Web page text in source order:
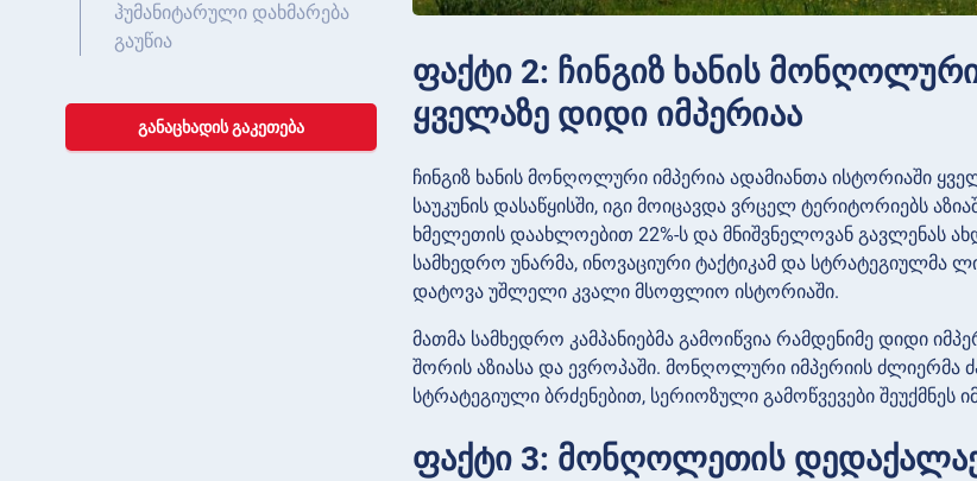
ჰუმანიტარული დახმარება
გაუწია
ᲒᲐᲜᲐᲪᲮᲐᲓᲘᲡ ᲒᲐᲙᲔᲗᲔᲑᲐ
ფაქტი 2: ჩინგიზ ხანის
ყველაზე დიდი იმპერიაა
ჩინგიზ ხანის მონღოლური იმპერია ადამიანთა ისტორიაში
საუკუნის დასაწყისში, იგი მოიცავდა ვრცელ ტერიტორიებს
ხმელეთის დაახლოებით 22%-ს და მნიშვნელოვან გავლენას
სამხედრო უნარმა, ინოვაციური ტაქტიკამ და სტრატეგიულმა
დატოვა უშლელი კვალი მსოფლიო ისტორიაში.
მათმა სამხედრო კამპანიებმა გამოიწვია რამდენიმე დიდი
შორის აზიასა და ევროპაში. მონღოლური იმპერიის
სტრატეგიული ბრძენებით, სერიოზული გამოწვევები შეუქმნეს
ფაქტი 3: მონღოლეთის